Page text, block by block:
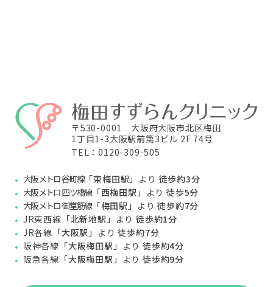
〒530-0001 大阪府大阪市北区梅田
1丁目1-3大阪駅前第3ビル 2F 74号
TEL：0120-309-505
大阪メトロ 谷町線「東梅田駅」 より 徒歩約3分
大阪メトロ 四ツ橋線「西梅田駅」 より徒歩5分
大阪メトロ 御堂筋線「梅田駅」 より徒歩約7分
JR東西線 「北新地駅」 より徒歩約1分
JR各線 「大阪駅」 より徒歩約7分
阪神各線 「大阪梅田駅」 より徒歩約4分
阪急各線 「大阪梅田駅」 より徒歩約9分